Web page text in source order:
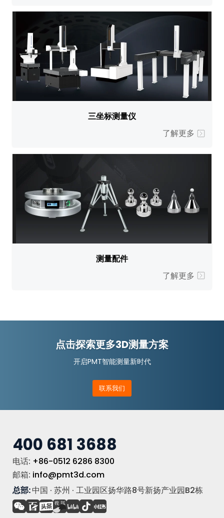
三坐标测量仪
了解更多
测量配件
了解更多
点击探索更多3D测量方案
开启PMT智能测量新时代
联系我们
400 681 3688
电话: +86-0512 6286 8300
邮箱: info@pmt3d.com
总部:中国 · 苏州 · 工业园区扬华路8号新扬产业园B2栋